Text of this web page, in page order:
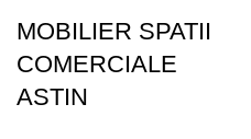
MOBILIER SPATII
COMERCIALE
ASTIN